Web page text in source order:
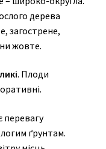
дерева
загострене,
жовте.
. Плоди
перевагу
ґрунтам.